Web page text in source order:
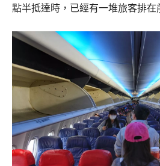
點半抵達時，已經有一堆旅客排在